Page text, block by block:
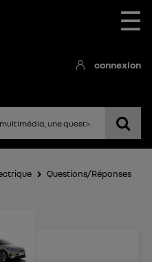
☰
connexion
Questions/Réponses